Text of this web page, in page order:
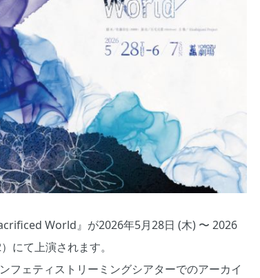
World』が2026年5月28日 (木) 〜 2026
にて上演されます。
フェティストリーミングシアターでのアーカイ